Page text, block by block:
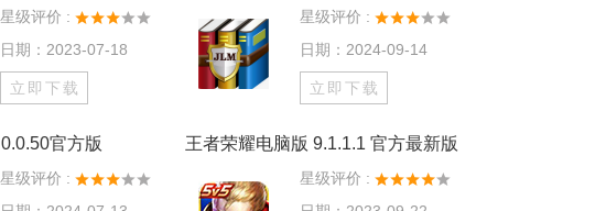
星级评价 :
日期：2023-07-18
立即下载
星级评价 :
日期：2024-09-14
立即下载
官方版
星级评价 :
王者荣耀电脑版 9.1.1.1 官方最新版
星级评价 :